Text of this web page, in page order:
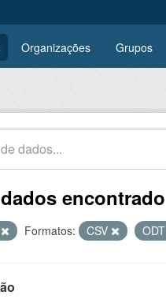
Organizações Grupos
encontrado
Formatos: CSV ODT